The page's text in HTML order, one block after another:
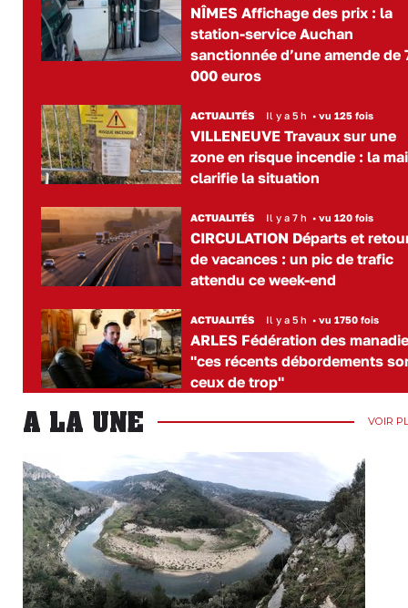
NÎMES Affichage des prix : la
station-service Auchan
sanctionnée d’une amende de
000 euros
ACTUALITÉS Il y a 5 h • vu 125 fois
VILLENEUVE Travaux sur une
zone en risque incendie : la
clarifie la situation
ACTUALITÉS Il y a 7 h • vu 120 fois
CIRCULATION Départs et
de vacances : un pic de trafic
attendu ce week-end
ACTUALITÉS Il y a 5 h • vu 1750 fois
ARLES Fédération des
"ces récents débordements
ceux de trop"
A LA UNE VOIR